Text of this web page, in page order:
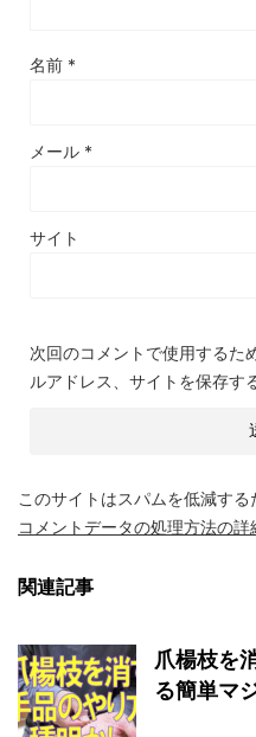
名前 *
メール *
サイト
次回のコメントで使用するた
ルアドレス、サイトを保存する
このサイトはスパムを低減す
コメントデータの処理方法の
関連記事
爪楊枝を
る簡単マ